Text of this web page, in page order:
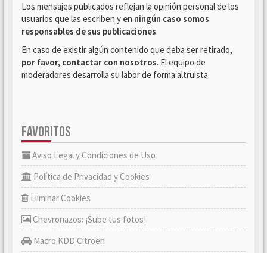
Los mensajes publicados reflejan la opinión personal de los
usuarios que las escriben y en ningún caso somos
responsables de sus publicaciones.
En caso de existir algún contenido que deba ser retirado,
por favor, contactar con nosotros. El equipo de
moderadores desarrolla su labor de forma altruista.
FAVORITOS
Aviso Legal y Condiciones de Uso
Política de Privacidad y Cookies
Eliminar Cookies
Chevronazos: ¡Sube tus fotos!
Macro KDD Citroën